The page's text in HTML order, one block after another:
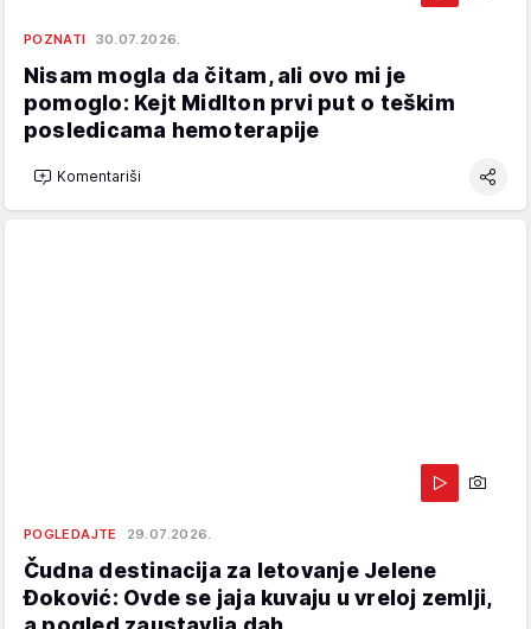
POZNATI 30.07.2026.
Nisam mogla da čitam, ali ovo mi je
pomoglo: Kejt Midlton prvi put o teškim
posledicama hemoterapije
Komentariši
POGLEDAJTE 29.07.2026.
Čudna destinacija za letovanje Jelene
Đoković: Ovde se jaja kuvaju u vreloj zemlji,